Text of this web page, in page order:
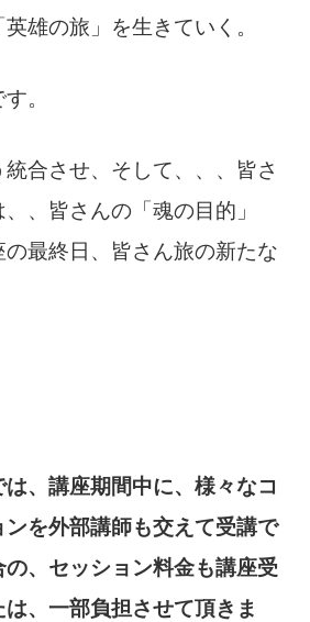
雄の旅」を生きていく。
。
統合させ、そして、、、皆さ
、皆さんの「魂の目的」
最終日、皆さん旅の新たな
は、講座期間中に、様々なコ
を外部講師も交えて受講で
の、セッション料金も講座受
、一部負担させて頂きま